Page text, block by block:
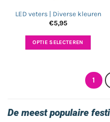
LED veters | Diverse kleuren
€5,95
OPTIE SELECTEREN
meerdere
Deze
optie
1
De meest populaire